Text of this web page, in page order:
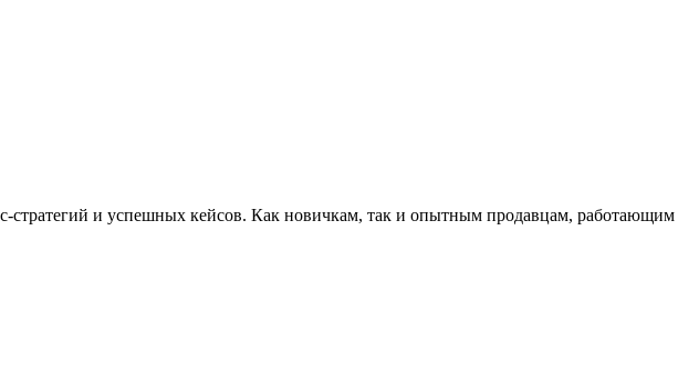
стратегий и успешных кейсов. Как новичкам, так и опытным продавцам, работающим